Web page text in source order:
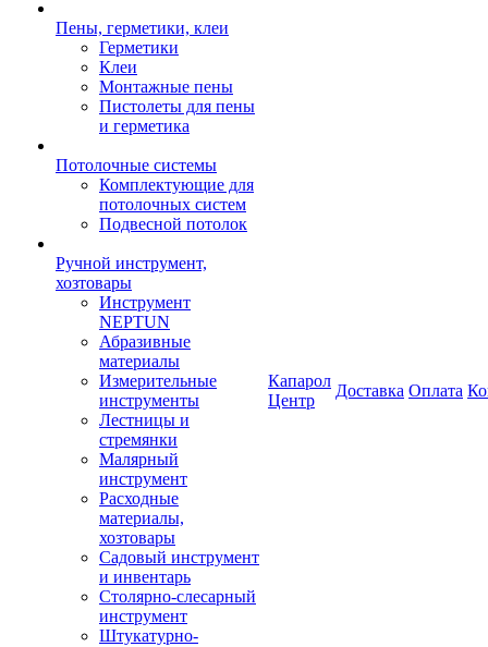
Пены, герметики, клеи
Герметики
Клеи
Монтажные пены
Пистолеты для пены
и герметика
Потолочные системы
Комплектующие для
потолочных систем
Подвесной потолок
Ручной инструмент,
хозтовары
Инструмент
NEPTUN
Абразивные
материалы
Измерительные
инструменты
Лестницы и
стремянки
Малярный
инструмент
Расходные
материалы,
хозтовары
Садовый инструмент
и инвентарь
Столярно-слесарный
инструмент
Штукатурно-
Капарол
Центр
Доставка Оплата